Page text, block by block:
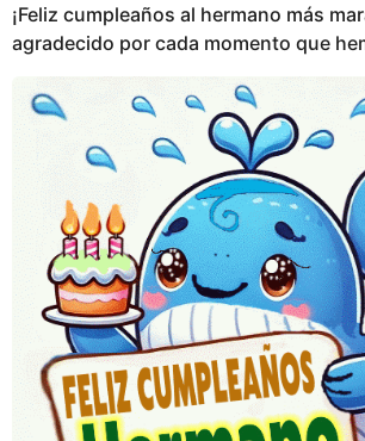
¡Feliz cumpleaños al hermano más
agradecido por cada momento que